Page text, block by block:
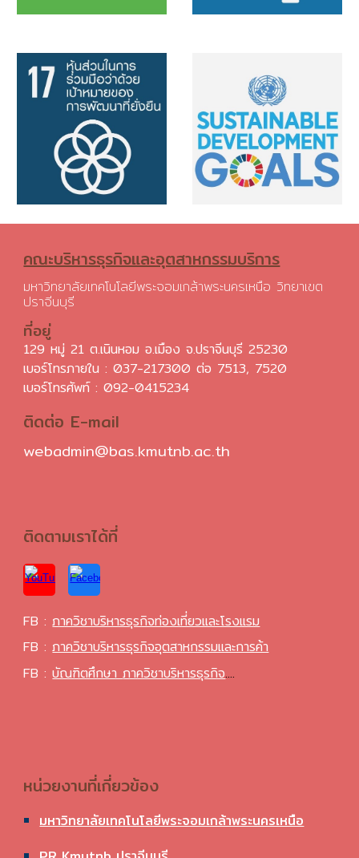
คณะบริหารธุรกิจและอุตสาหกรรมบริการ
มหาวิทยาลัยเทคโนโลยีพระจอมเกล้าพระนครเหนือ วิทยาเขต
ปราจีนบุรี
ที่อยู่
129 หมู่ 21 ต.เนินหอม อ.เมือง จ.ปราจีนบุรี 25230
เบอร์โทรภายใน : 037-217300 ต่อ 7513, 7520
เบอร์โทรศัพท์ :092-0415234
ติดต่อ E-mail
webadmin@bas.kmutnb.ac.th
ติดตามเราได้ที่
FB :ภาควิชาบริหารธุรกิจท่องเที่ยวและโรงแรม
FB :ภาควิชาบริหารธุรกิจอุตสาหกรรมและการค้า
FB :บัณฑิตศึกษาภาควิชาบริหารธุรกิจ....
หน่วยงานที่เกี่ยวข้อง
มหาวิทยาลัยเทคโนโลยีพระจอมเกล้าพระนครเหนือ